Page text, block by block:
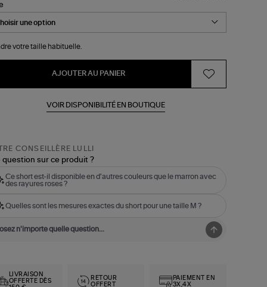
votre taille habituelle.
AJOUTER AU PANIER
VOIR DISPONIBILITÉ EN BOUTIQUE
CONSEILLÈRE LULLI
question sur ce produit ?
Ce short est-il disponible en d'autres couleurs que le marron avec
des rayures roses ?
Quelles sont les mesures exactes du short pour une taille M ?
LIVRAISON
OFFERTE DÈS
RETOUR
OFFERT
PAIEMENT EN
3X,4X